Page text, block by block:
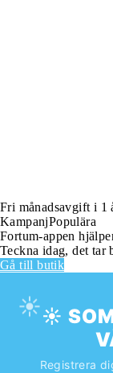
Fri månadsavgift i 1
KampanjPopulära
Fortum-appen
Teckna idag, det tar
Gå till butik
☀️☀️
Registrera